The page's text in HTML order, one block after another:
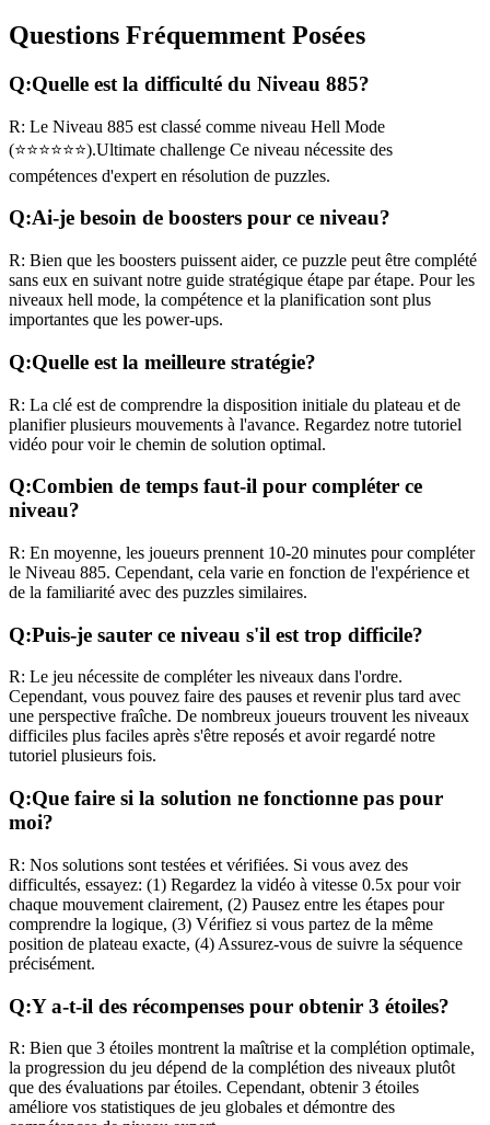
Questions Fréquemment Posées
Q:Quelle est la difficulté du Niveau 885?
R: Le Niveau 885 est classé comme niveau Hell Mode
(⭐⭐⭐⭐⭐⭐).Ultimate challenge Ce niveau nécessite des
compétences d'expert en résolution de puzzles.
Q:Ai-je besoin de boosters pour ce niveau?
R: Bien que les boosters puissent aider, ce puzzle peut être complété
sans eux en suivant notre guide stratégique étape par étape. Pour les
niveaux hell mode, la compétence et la planification sont plus
importantes que les power-ups.
Q:Quelle est la meilleure stratégie?
R: La clé est de comprendre la disposition initiale du plateau et de
planifier plusieurs mouvements à l'avance. Regardez notre tutoriel
vidéo pour voir le chemin de solution optimal.
Q:Combien de temps faut-il pour compléter ce
niveau?
R: En moyenne, les joueurs prennent 10-20 minutes pour compléter
le Niveau 885. Cependant, cela varie en fonction de l'expérience et
de la familiarité avec des puzzles similaires.
Q:Puis-je sauter ce niveau s'il est trop difficile?
R: Le jeu nécessite de compléter les niveaux dans l'ordre.
Cependant, vous pouvez faire des pauses et revenir plus tard avec
une perspective fraîche. De nombreux joueurs trouvent les niveaux
difficiles plus faciles après s'être reposés et avoir regardé notre
tutoriel plusieurs fois.
Q:Que faire si la solution ne fonctionne pas pour
moi?
R: Nos solutions sont testées et vérifiées. Si vous avez des
difficultés, essayez: (1) Regardez la vidéo à vitesse 0.5x pour voir
chaque mouvement clairement, (2) Pausez entre les étapes pour
comprendre la logique, (3) Vérifiez si vous partez de la même
position de plateau exacte, (4) Assurez-vous de suivre la séquence
précisément.
Q:Y a-t-il des récompenses pour obtenir 3 étoiles?
R: Bien que 3 étoiles montrent la maîtrise et la complétion optimale,
la progression du jeu dépend de la complétion des niveaux plutôt
que des évaluations par étoiles. Cependant, obtenir 3 étoiles
améliore vos statistiques de jeu globales et démontre des